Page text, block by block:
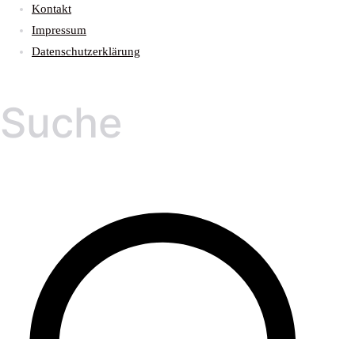
Kontakt
Impressum
Datenschutzerklärung
Suche